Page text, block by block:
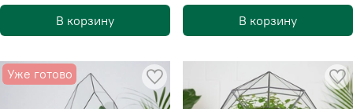
В корзину
В корзину
Уже готово